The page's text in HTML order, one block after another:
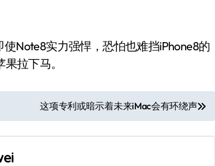
Note8实力强悍，恐怕也难挡iPhone8的
拉下马。
这项专利或暗示着未来iMac会有环绕声